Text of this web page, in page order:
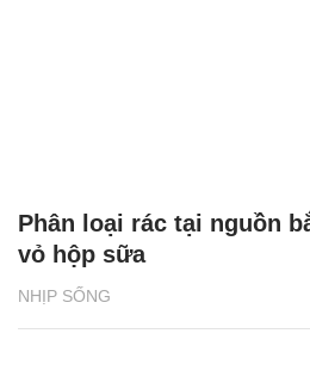
NHỊP SỐNG
Phân loại rác tại nguồn
vỏ hộp sữa